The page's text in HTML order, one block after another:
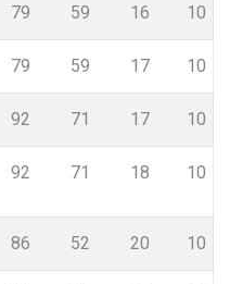
79 59 16 10
79 59 17 10
92 71 17 10
92 71 18 10
86 52 20 10